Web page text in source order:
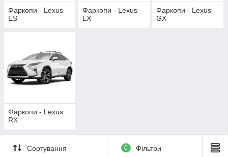
Фаркопи - Lexus
ES
Фаркопи - Lexus
LX
Фаркопи - Lexus
GX
Фаркопи - Lexus
RX
Сортування 0 Фільтри